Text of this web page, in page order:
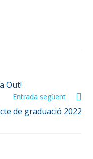
Out!
Entrada següent
de graduació 2022